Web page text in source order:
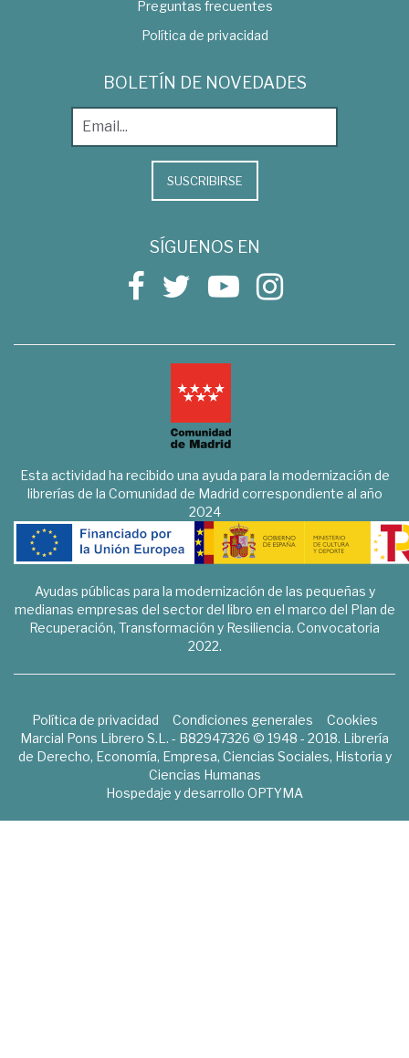
Preguntas frecuentes
Política de privacidad
BOLETÍN DE NOVEDADES
SUSCRIBIRSE
SÍGUENOS EN
Esta actividad ha recibido una ayuda para la modernización de
librerías de la Comunidad de Madrid correspondiente al año
2024
Ayudas públicas para la modernización de las pequeñas y
medianas empresas del sector del libro en el marco del Plan de
Recuperación, Transformación y Resiliencia. Convocatoria
2022.
Política de privacidad Condiciones generales
Cookies
Marcial Pons Librero S.L. - B82947326 © 1948 - 2018. Librería
de Derecho, Economía, Empresa, Ciencias Sociales, Historia y
Ciencias Humanas
Hospedaje y desarrollo OPTYMA